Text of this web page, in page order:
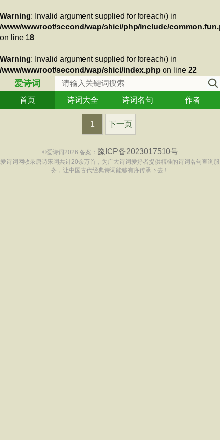
Warning: Invalid argument supplied for foreach() in
/www/wwwroot/second/wap/shici/php/include/
on line 18
Warning: Invalid argument supplied for foreach() in
/www/wwwroot/second/wap/shici/index.php on line 22
爱诗词
首页 诗词大全 诗词名句 作者
1 下一页
©爱诗词2026 备案： 豫ICP备2023017510号
爱诗词网收录唐诗宋词共计20余万首，为广大诗词爱好者提供精准的诗词名句查询服
务，让中国古代经典诗词能够有序传承下去！